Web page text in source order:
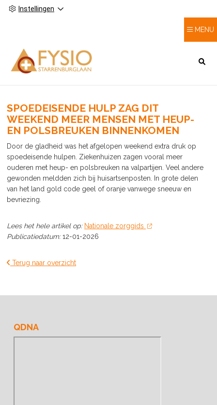
Instellingen
MENU
SPOEDEISENDE HULP ZAG DIT
WEEKEND MEER MENSEN MET HEUP-
EN POLSBREUKEN BINNENKOMEN
Door de gladheid was het afgelopen weekend extra druk op
spoedeisende hulpen. Ziekenhuizen zagen vooral meer
ouderen met heup- en polsbreuken na valpartijen. Veel andere
gewonden meldden zich bij huisartsenposten. In grote delen
van het land gold code geel of oranje vanwege sneeuw en
bevriezing.
Lees het hele artikel op: Nationale zorggids
Publicatiedatum:12-01-2026
Terug naar overzicht
QDNA